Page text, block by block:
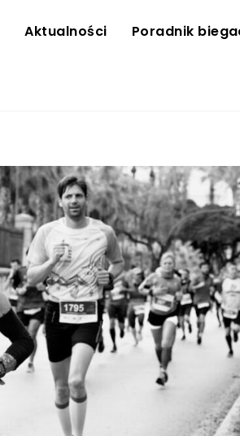
Aktualności Poradnik